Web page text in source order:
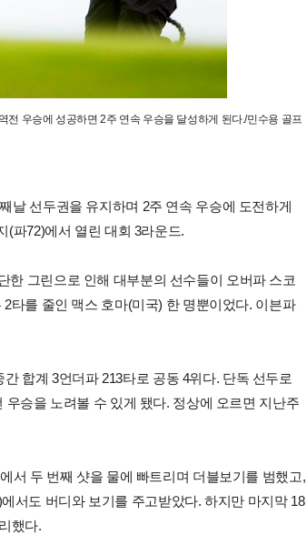
우승에 성공하면 2주 연속 우승을 달성하게 된다./민수용 골프
날 선두권을 유지하며 2주 연속 우승에 도전하게
(파72)에서 열린 대회 3라운드.
한 그린으로 인해 대부분의 선수들이 오버파 스코
타를 줄인 맥스 호마(미국) 한 명뿐이었다. 이븐파
합계 3언더파 213타로 공동 4위다. 단독 선두로
우승을 노려볼 수 있게 됐다. 정상에 오르면 지난주
서 두 번째 샷을 물에 빠트리며 더블보기를 범했고,
서도 버디와 보기를 주고받았다. 하지만 마지막 18
했다.